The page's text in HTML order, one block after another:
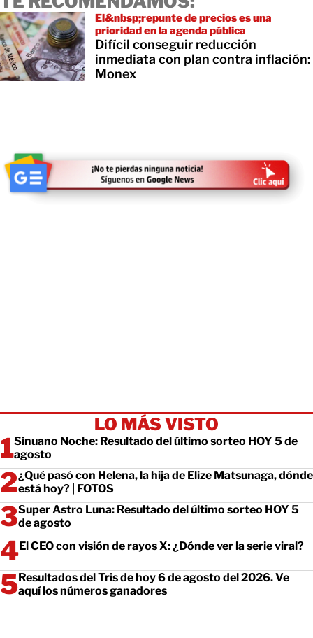
El&nbsp;repunte de precios es una
prioridad en la agenda pública
Difícil conseguir reducción
inmediata con plan contra inflación:
Monex
LO MÁS VISTO
Sinuano Noche: Resultado del último sorteo HOY 5 de
agosto
¿Qué pasó con Helena, la hija de Elize Matsunaga, dónde
está hoy? | FOTOS
Super Astro Luna: Resultado del último sorteo HOY 5
de agosto
El CEO con visión de rayos X: ¿Dónde ver la serie viral?
Resultados del Tris de hoy 6 de agosto del 2026. Ve
aquí los números ganadores